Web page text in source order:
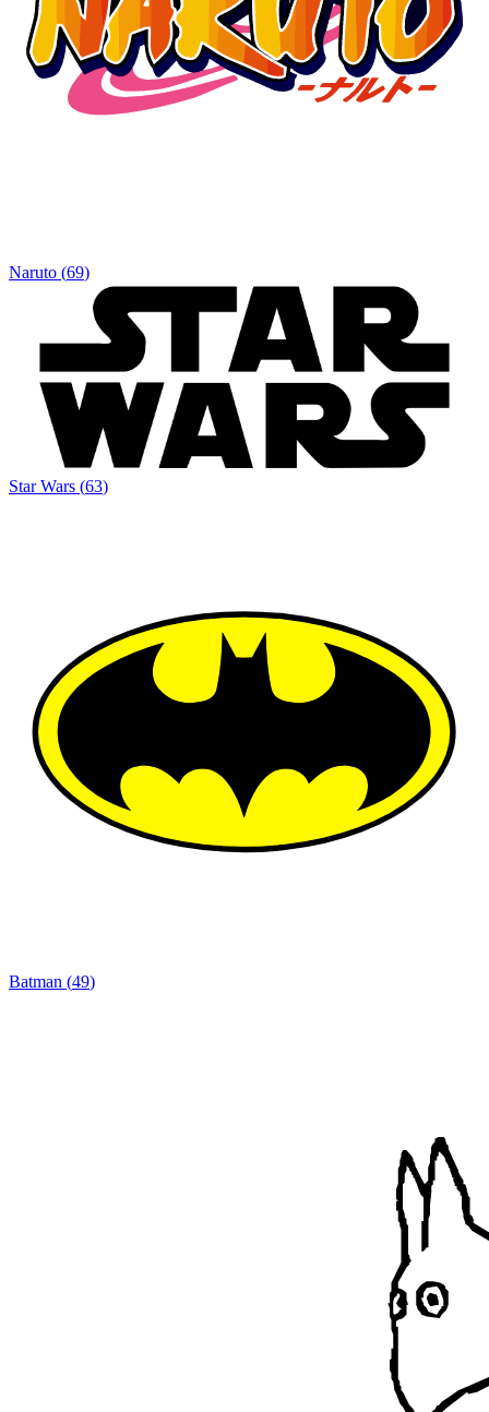
Naruto (69)
Star Wars (63)
Batman (49)